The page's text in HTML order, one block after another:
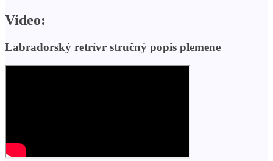
Video:
Labradorský retrívr stručný popis plemene